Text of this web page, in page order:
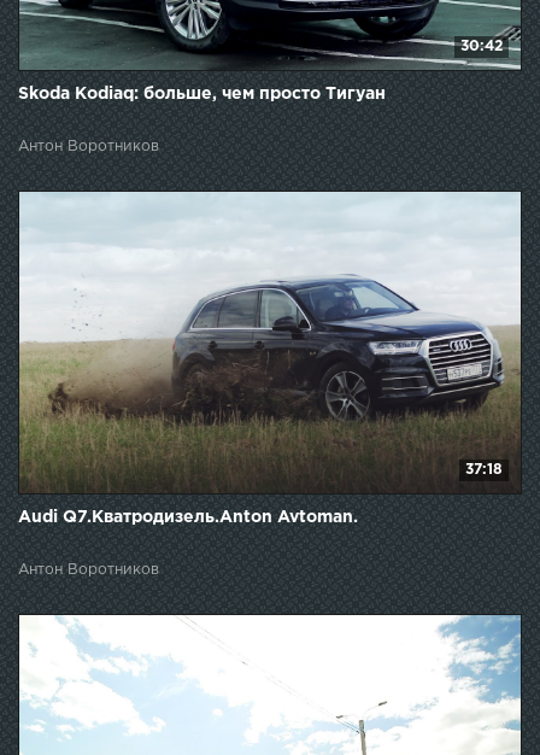
30:42
Skoda Kodiaq: больше, чем просто Тигуан
Антон Воротников
37:18
Audi Q7.Кватродизель.Anton Avtoman.
Антон Воротников